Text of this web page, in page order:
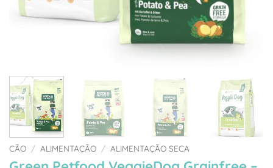
CÃO / ALIMENTAÇÃO / ALIMENTAÇÃO SECA